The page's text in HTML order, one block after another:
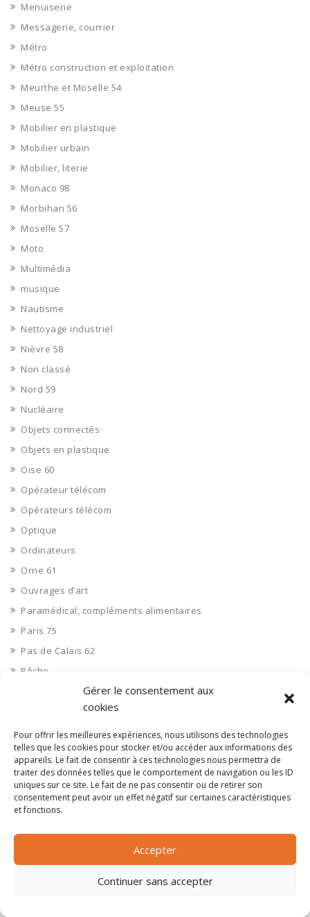
Gérer le consentement aux
cookies
Pour offrir les meilleures expériences, nous utilisons des technologies
telles que les cookies pour stocker et/ou accéder aux informations des
appareils. Le fait de consentir à ces technologies nous permettra de
traiter des données telles que le comportement de navigation ou les ID
uniques sur ce site. Le fait de ne pas consentir ou de retirer son
consentement peut avoir un effet négatif sur certaines caractéristiques
et fonctions.
Accepter
Continuer sans accepter
Menuiserie
Messagerie, courrier
Métro
Métro construction et exploitation
Meurthe et Moselle 54
Meuse 55
Mobilier en plastique
Mobilier urbain
Mobilier, literie
Monaco 98
Morbihan 56
Moselle 57
Moto
Multimédia
musique
Nautisme
Nettoyage industriel
Nièvre 58
Non classé
Nord 59
Nucléaire
Objets connectés
Objets en plastique
Oise 60
Opérateur télécom
Opérateurs télécom
Optique
Ordinateurs
Orne 61
Ouvrages d’art
Paramédical, compléments alimentaires
Paris 75
Pas de Calais 62
Pêche
Petite distribution
Pharmaceutique, médicaments
Pharmacie et vente d'articles médicaux
Photos
Piscine
Polynésie Française 987
Ponts